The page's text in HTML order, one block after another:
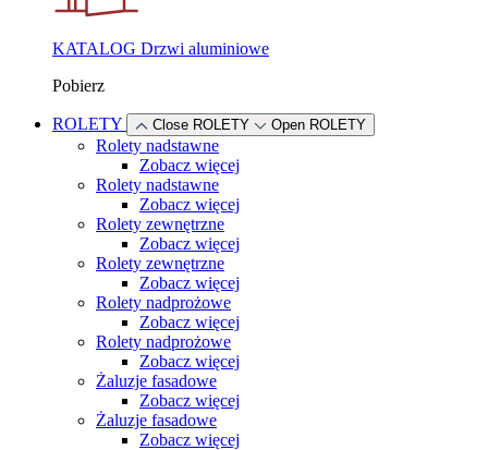
KATALOG Drzwi aluminiowe
Pobierz
ROLETY Close ROLETY Open ROLETY
Rolety nadstawne
Zobacz więcej
Rolety nadstawne
Zobacz więcej
Rolety zewnętrzne
Zobacz więcej
Rolety zewnętrzne
Zobacz więcej
Rolety nadprożowe
Zobacz więcej
Rolety nadprożowe
Zobacz więcej
Żaluzje fasadowe
Zobacz więcej
Żaluzje fasadowe
Zobacz więcej